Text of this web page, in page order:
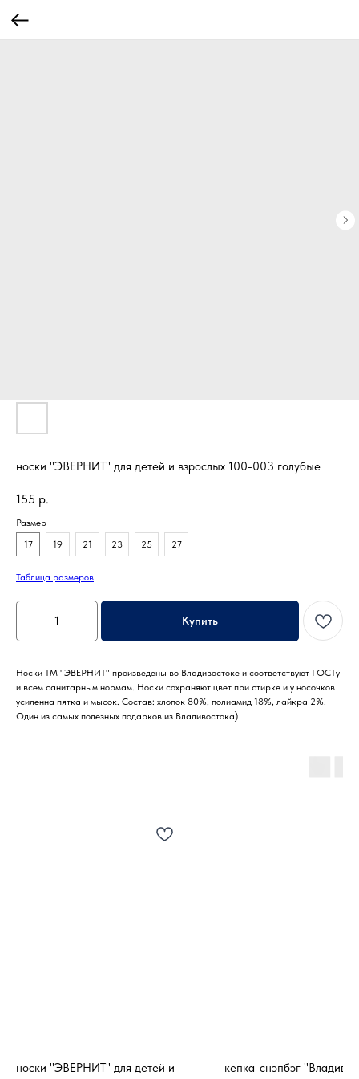
носки "ЭВЕРНИТ" для детей и взрослых 100-003 голубые
155 р.
Размер
17
19 21 23 25 27
Таблица размеров
Купить
Носки ТМ "ЭВЕРНИТ" произведены во Владивостоке и соответствуют ГОСТу
и всем санитарным нормам. Носки сохраняют цвет при стирке и у носочков
усиленна пятка и мысок. Состав: хлопок 80%, полиамид 18%, лайкра 2%.
Один из самых полезных подарков из Владивостока)
носки "ЭВЕРНИТ" для детей и
кепка-снэпбэг